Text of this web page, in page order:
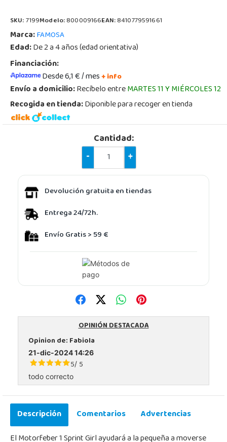
SKU:7199Modelo:800009166EAN:8410779591661
Marca:FAMOSA
Edad:De 2 a 4 años (edad orientativa)
Financiación:
Desde 6,1 € / mes+ info
Envío a domicilio:Recíbelo entreMARTES 11 Y MIÉRCOLES 12
Recogida en tienda:Diponible para recoger en tienda
Cantidad:
-
+
Devolución gratuita en tiendas
Entrega 24/72h.
Envío Gratis > 59 €
OPINIÓN DESTACADA
Opinion de:Fabiola
21-dic-2024 14:26
5/ 5
todo correcto
Descripción Comentarios
Advertencias